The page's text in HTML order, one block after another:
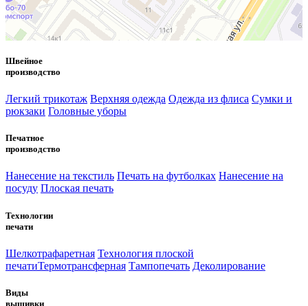
Швейное
производство
Легкий трикотаж Верхняя одежда Одежда из флиса Сумки и
рюкзаки Головные уборы
Печатное
производство
Нанесение на текстиль Печать на футболках Нанесение на
посуду Плоская печать
Технологии
печати
Шелкотрафаретная Технология плоской
печатиТермотрансферная Тампопечать Деколирование
Виды
вышивки